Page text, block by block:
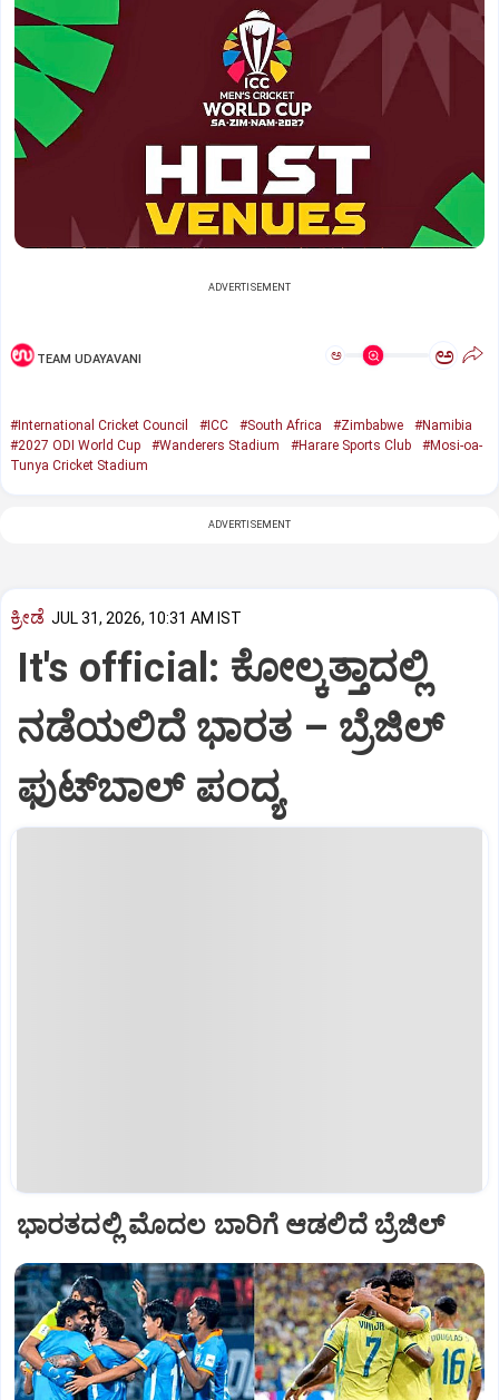
ADVERTISEMENT
TEAM UDAYAVANI ಅ ಅ
#International Cricket Council #ICC #South Africa #Zimbabwe
#Namibia
#2027 ODI World Cup
#Wanderers Stadium #Harare Sports Club
#Mosi-oa-
Tunya Cricket Stadium
ADVERTISEMENT
ಕ್ರೀಡೆ JUL 31, 2026, 10:31 AM IST
It's official: ಕೋಲ್ಕತ್ತಾದಲ್ಲಿ
ನಡೆಯಲಿದೆ ಭಾರತ – ಬ್ರೆಜಿಲ್
ಫುಟ್‌ಬಾಲ್ ಪಂದ್ಯ
ಭಾರತದಲ್ಲಿ ಮೊದಲ ಬಾರಿಗೆ ಆಡಲಿದೆ ಬ್ರೆಜಿಲ್